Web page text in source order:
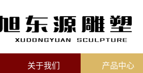
关于我们 产品中心